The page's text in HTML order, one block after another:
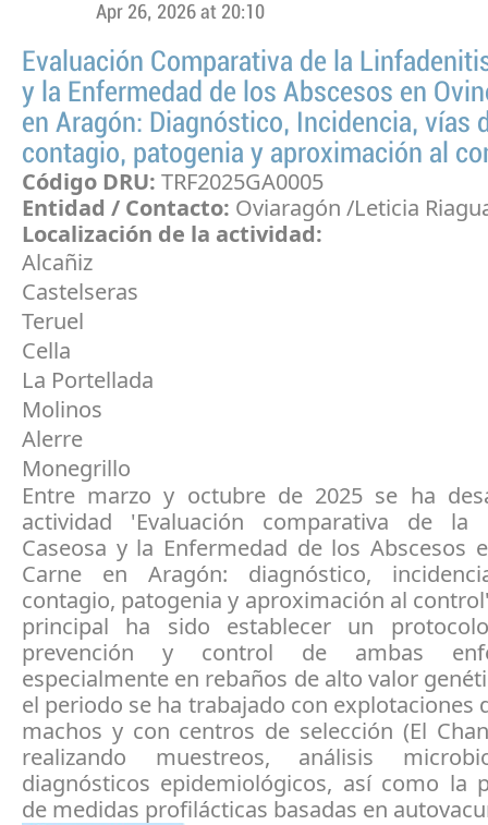
Apr 26, 2026 at 20:10
Evaluación Comparativa de la
y la Enfermedad de los Abscesos en
en Aragón: Diagnóstico, Incidencia, vías
contagio, patogenia y aproximación al
Código DRU: TRF2025GA0005
Entidad / Contacto: Oviaragón /Leticia
Localización de la actividad:
Alcañiz
Castelseras
Teruel
Cella
La Portellada
Molinos
Alerre
Monegrillo
Entre marzo y octubre de 2025 se ha
actividad 'Evaluación comparativa de la
Caseosa y la Enfermedad de los Abscesos
Carne en Aragón: diagnóstico,
contagio, patogenia y aproximación al
principal ha sido establecer un
prevención y control de ambas
especialmente en rebaños de alto valor
el periodo se ha trabajado con explotaciones
machos y con centros de selección (El
realizando muestreos, análisis
diagnósticos epidemiológicos, así como la
de medidas profilácticas basadas en